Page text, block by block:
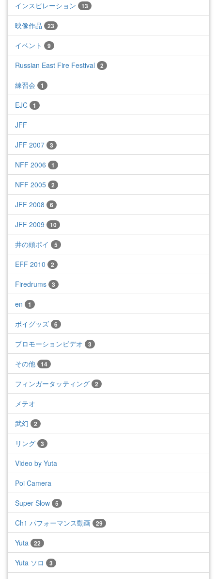
インスピレーション 13
映像作品 23
イベント 9
Russian East Fire Festival 2
練習会 1
EJC 1
JFF
JFF 2007 3
NFF 2006 1
NFF 2005 2
JFF 2008 6
JFF 2009 10
井の頭ポイ 5
EFF 2010 2
Firedrums 3
en 1
ポイグッズ 6
プロモーションビデオ 3
その他 14
フィンガータッティング 2
メテオ
武幻 2
リング 3
Video by Yuta
Poi Camera
Super Slow 5
Ch1 パフォーマンス動画 29
Yuta 22
Yuta ソロ 3